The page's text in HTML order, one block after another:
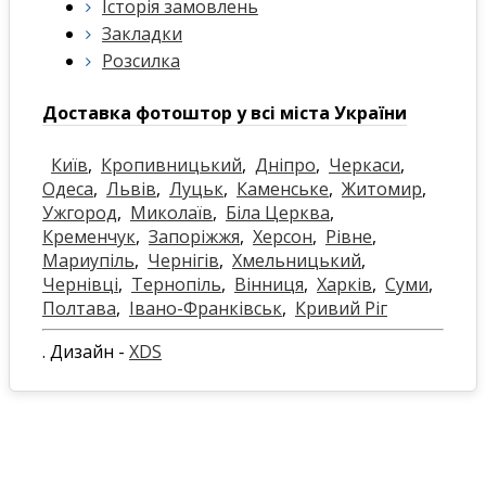
Історія замовлень
Закладки
Розсилка
Доставка фотоштор у всі міста України
Київ, Кропивницький, Дніпро, Черкаси,
Одеса, Львів, Луцьк, Каменське, Житомир,
Ужгород, Миколаїв, Біла Церква,
Кременчук, Запоріжжя, Херсон, Рівне,
Мариупіль, Чернігів, Хмельницький,
Чернівці, Тернопіль, Вінниця, Харків, Суми,
Полтава, Івано-Франківськ, Кривий Ріг
. Дизайн - XDS